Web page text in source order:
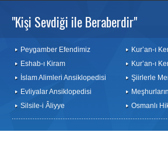
"Kişi Sevdiği ile Beraberdir"
Peygamber Efendimiz
Eshab-ı Kiram
İslam Alimleri Ansiklopedisi
Evliyalar Ansiklopedisi
Silsile-i Âliyye
Kur’an-ı
Kur’an-ı
Şiirlerle
Osmanlı